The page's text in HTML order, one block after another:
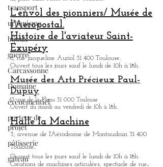
transport
urbanisme
bijoux
guerre
Carcassonne
Domaine
évènementiel
porteur de
projet
pâtisserie
gâteau
La Basilique funéraire de Saint-Pierre-
des-Cuisines:
12, place Saint-Pierre 31 000 Toulouse.
L'envol des pionniers/ Musée de
l'Aeropostal.
Histoire de l'aviateur Saint-
Exupéry
6, rue Jacqueline Auriol 31 400 Toulouse.
Ouvert tous les jours sauf le lundi de 10h à 18h.
Musée des Arts Précieux Paul-
Dupuy
13, rue de la Pleau 31 000 Toulouse
Ouvert du mardi au vendredi de 10h à 18h..
Halle la Machine
3, avenue de l'Aérodrome de Montaudran 31 400